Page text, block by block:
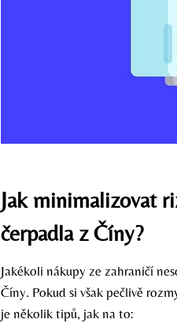
Jak minimalizovat
čerpadla z Číny?
Jakékoli nákupy ze zahraničí
Číny. Pokud si však pečlivě
je několik tipů, jak na to: